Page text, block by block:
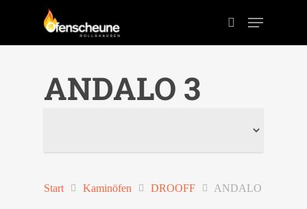
Drücken Sie ENTER zum Suchen oder ESC zum
schließen der Suche.
ANDALO 3
Start Kaminöfen DROOFF ANDALO